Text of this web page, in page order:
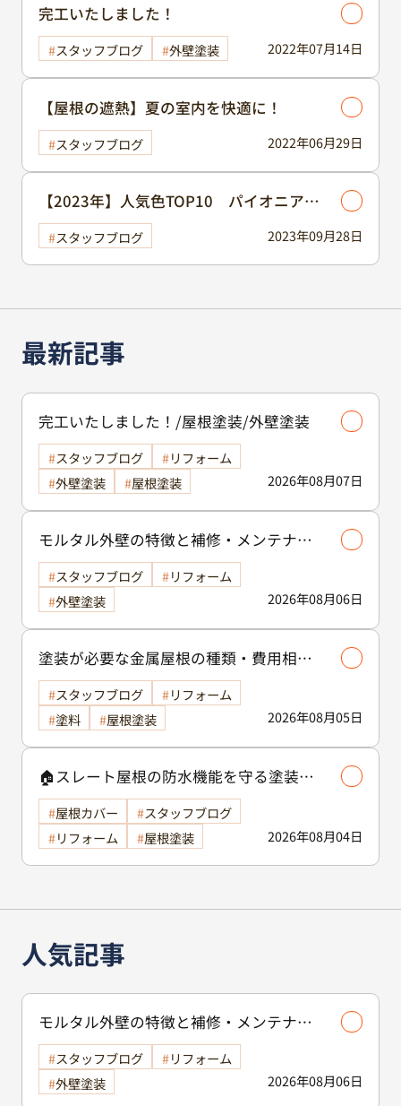
最新記事
完工いたしました！/屋根塗装/外壁塗装
スタッフブログ
リフォーム
モルタル外壁の特徴と補修・メンテナン
2026年08月06日
スタッフブログ
リフォーム
外壁塗装
塗装が必要な金属屋根の種類・費用相場
等解説いたします🖊️
2026年08月05日
スタッフブログ
リフォーム
塗料
屋根塗装
🏠スレート屋根の防水機能を守る塗装の
役割🏠/屋根塗装
2026年08月04日
屋根カバー
スタッフブログ
リフォーム
屋根塗装
人気記事
モルタル外壁の特徴と補修・メンテナン
スタッフブログ
リフォーム
完工いたしました！/屋根塗装/外壁塗装
2026年08月07日
スタッフブログ
リフォーム
外壁塗装
屋根塗装
お洒落カラー✨ リバーガム✨
2023年09月28日
【2023年】人気色TOP10 パイオニア＆
ミッドビスケット
スタッフブログ